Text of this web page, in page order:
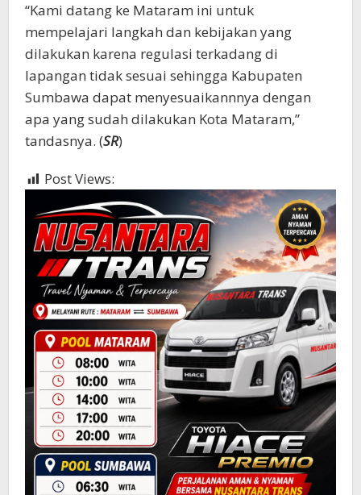
“Kami datang ke Mataram ini untuk
mempelajari langkah dan kebijakan yang
dilakukan karena regulasi terkadang di
lapangan tidak sesuai sehingga Kabupaten
Sumbawa dapat menyesuaikannnya dengan
apa yang sudah dilakukan Kota Mataram,”
tandasnya. (SR)
Post Views: